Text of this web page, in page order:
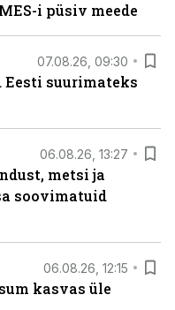
i püsiv meede
07.08.26, 09:30
suurimateks
06.08.26, 13:27
metsi ja
soovimatuid
06.08.26, 12:15
kasvas üle